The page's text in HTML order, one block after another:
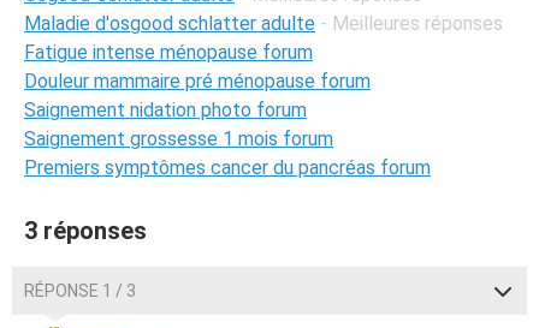
Maladie d'osgood schlatter adulte - Meilleures réponses
Fatigue intense ménopause forum
Douleur mammaire pré ménopause forum
Saignement nidation photo forum
Saignement grossesse 1 mois forum
Premiers symptômes cancer du pancréas forum
3 réponses
RÉPONSE 1 / 3